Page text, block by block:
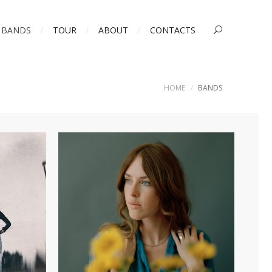
BANDS TOUR ABOUT CONTACTS
HOME BANDS